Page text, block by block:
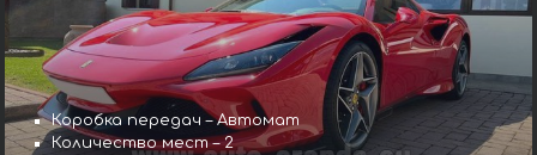
Коробка передач – Автомат
Количество мест – 2